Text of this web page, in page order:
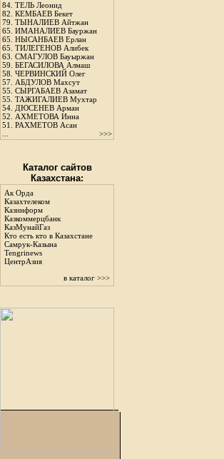
84. ТЕЛЬ Леонид
82. КЕМБАЕВ Бекет
79. ТЫНАЛИЕВ Айтжан
65. ИМАНАЛИЕВ Бауржан
65. НЫСАНБАЕВ Ерлан
65. ТИЛЕГЕНОВ Алибек
63. СМАГУЛОВ Бауыржан
59. БЕГАСИЛОВА Алмаш
58. ЧЕРВИНСКИЙ Олег
57. АБДУЛОВ Махсут
55. СЫРГАБАЕВ Азамат
55. ТАЖИГАЛИЕВ Мухтар
54. ДЮСЕНЕВ Арман
52. АХМЕТОВА Инна
51. РАХМЕТОВ Асан
>>>
Каталог сайтов
Казахстана:
Ак Орда
Казахтелеком
Казинформ
Казкоммерцбанк
КазМунайГаз
Кто есть кто в Казахстане
Самрук-Казына
Tengrinews
ЦентрАзия
в каталог >>>